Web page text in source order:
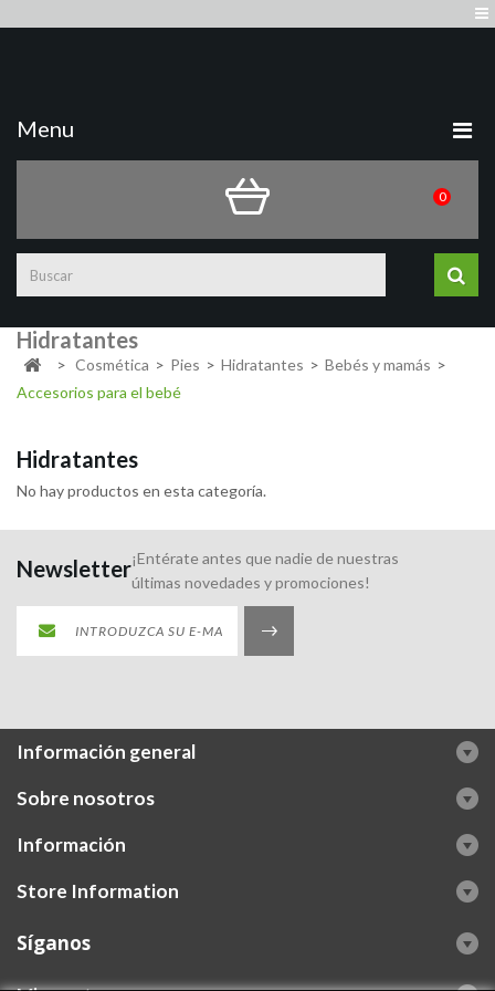
Menu
0
Hidratantes
> Cosmética > Pies > Hidratantes > Bebés y mamás >
Accesorios para el bebé
Hidratantes
No hay productos en esta categoría.
Newsletter¡Entérate antes que nadie de nuestras
últimas novedades y promociones!
Información general
Sobre nosotros
Información
Store Information
Síganos